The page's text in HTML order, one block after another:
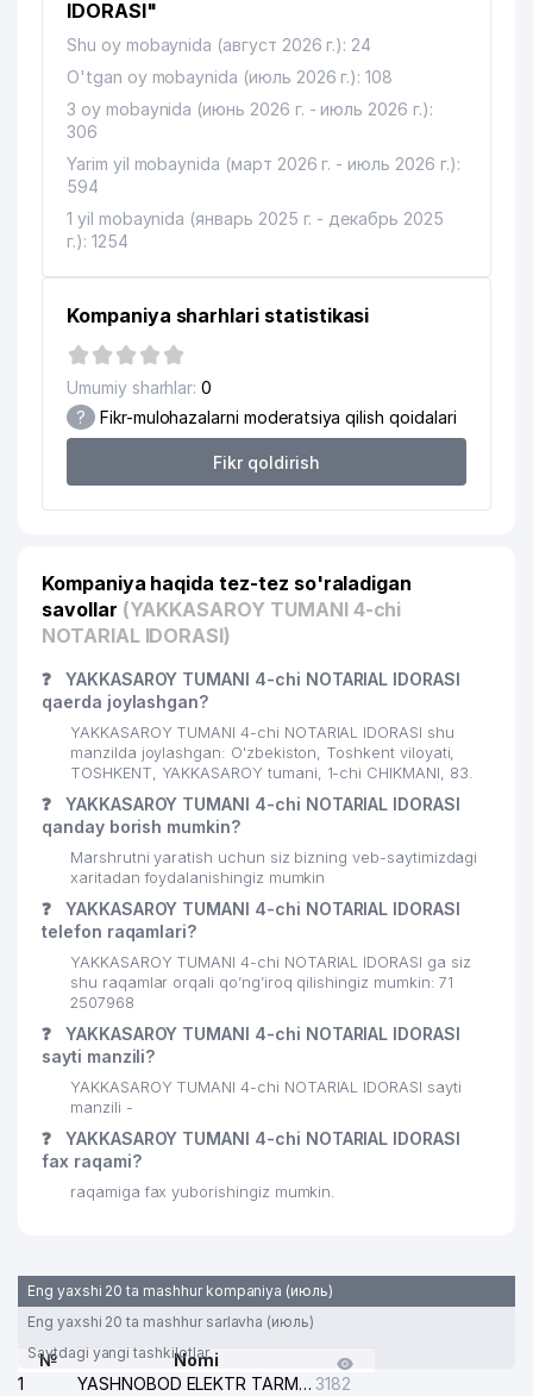
13 KALE PRODUCT GROUP MChJ
14 ARMALUX MChJ 641 м
15
GULYAMOV, SADIKOV AND
PARTNERS ADVOKATLIK FIRMASI
655 м
BRIGHT STAR HORIZON MChJ
TOSHKENT SHAHRI VETERINARIYA
18 SHIELD ENERGY MChJ
19 SEWING MACHINES TRADING MChJ
IDORASI"
Shu oy mobaynida (август 2026 г.): 24
O'tgan oy mobaynida (июль 2026 г.): 108
3 oy mobaynida (июнь 2026 г. - июль 2026 г.):
306
Yarim yil mobaynida (март 2026 г. - июль 2026 г.):
594
1 yil mobaynida (январь 2025 г. - декабрь 2025
г.): 1254
Kompaniya sharhlari statistikasi
Umumiy sharhlar: 0
? Fikr-mulohazalarni moderatsiya qilish qoidalari
Fikr qoldirish
Kompaniya haqida tez-tez so'raladigan
savollar (YAKKASAROY TUMANI 4-chi
NOTARIAL IDORASI)
❓
YAKKASAROY TUMANI 4-chi NOTARIAL IDORASI
qaerda joylashgan?
YAKKASAROY TUMANI 4-chi NOTARIAL IDORASI shu
manzilda joylashgan: O'zbekiston, Toshkent viloyati,
TOSHKENT, YAKKASAROY tumani, 1-chi CHIKMANI, 83.
❓
YAKKASAROY TUMANI 4-chi NOTARIAL IDORASI
qanday borish mumkin?
Marshrutni yaratish uchun siz bizning veb-saytimizdagi
xaritadan foydalanishingiz mumkin
❓
YAKKASAROY TUMANI 4-chi NOTARIAL IDORASI
telefon raqamlari?
YAKKASAROY TUMANI 4-chi NOTARIAL IDORASI ga siz
shu raqamlar orqali qo’ng’iroq qilishingiz mumkin: 71
2507968
❓
YAKKASAROY TUMANI 4-chi NOTARIAL IDORASI
sayti manzili?
YAKKASAROY TUMANI 4-chi NOTARIAL IDORASI sayti
manzili -
❓
YAKKASAROY TUMANI 4-chi NOTARIAL IDORASI
fax raqami?
raqamiga fax yuborishingiz mumkin.
Eng yaxshi 20 ta mashhur kompaniya (июль)
Eng yaxshi 20 ta mashhur sarlavha (июль)
Saytdagi yangi tashkilotlar
№
Nomi
1
YASHNOBOD ELEKTR TARMOG'I NOSOZLIKLARI XIZMATI 3182